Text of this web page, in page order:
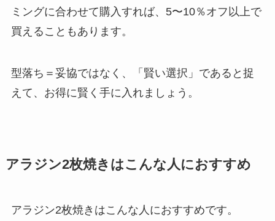
ミングに合わせて購入すれば、5〜10％オフ以上で
買えることもあります。
型落ち＝妥協ではなく、「賢い選択」であると捉
えて、お得に賢く手に入れましょう。
アラジン2枚焼きはこんな人におすすめ
アラジン2枚焼きはこんな人におすすめです。